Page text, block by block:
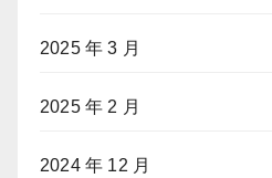
2025 年 3 月
2025 年 2 月
2024 年 12 月